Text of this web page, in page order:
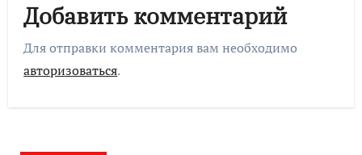
Добавить комментарий
Для отправки комментария вам необходимо
авторизоваться.